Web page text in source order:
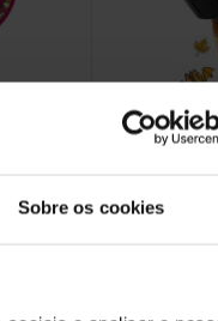
Sobre os cookies
e
Hallo Im
Creme
pecã com
ácer.
7,19